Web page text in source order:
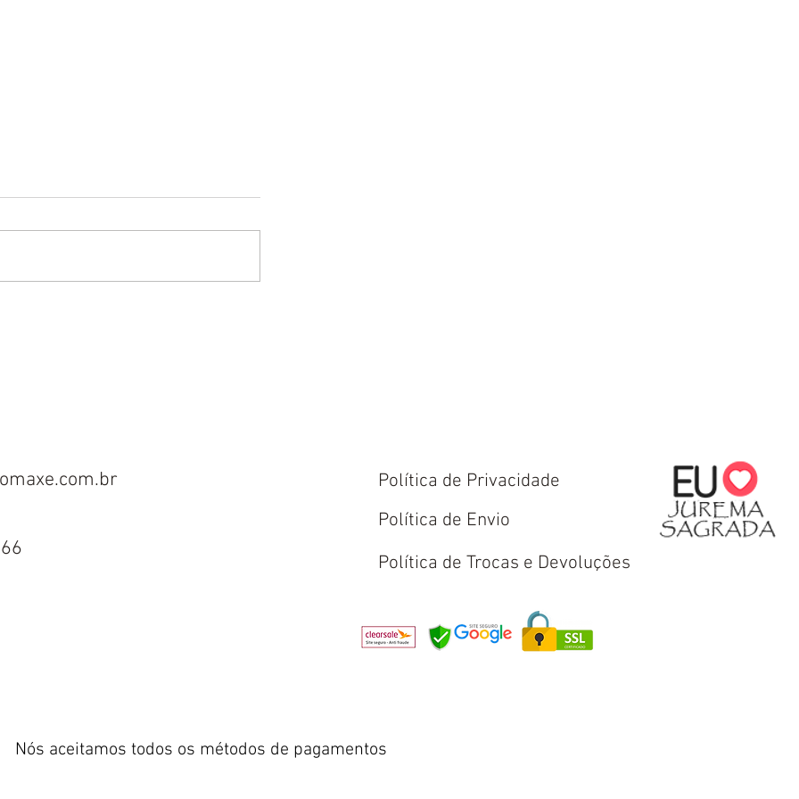
Política de Privacidade
Política de Envio
Política de Trocas e Devoluções
Nós aceitamos todos os métodos de pagamentos